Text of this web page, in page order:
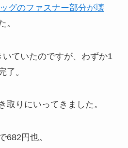
グのファスナー部分が壊
。
ていたのですが、わずか1
了。
取りにいってきました。
682円也。